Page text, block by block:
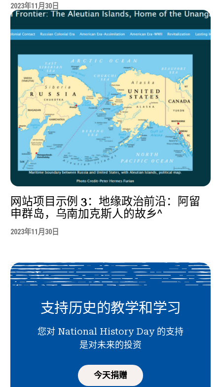
2023年11月30日
网站项目示例 3：地缘政治前沿：阿留
申群岛，乌南加克斯人的故乡^
2023年11月30日
支持历史的教学和学习
您对 National History Day 的支持
是对未来的投资
今天捐赠